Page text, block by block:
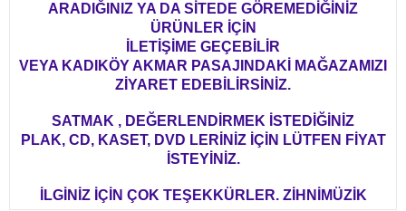
ARADIĞINIZ YA DA SİTEDE GÖREMEDİĞİNİZ
ÜRÜNLER İÇİN
İLETİŞİME GEÇEBİLİR
VEYA KADIKÖY AKMAR PASAJINDAKİ MAĞAZAMIZI
ZİYARET EDEBİLİRSİNİZ.
SATMAK , DEĞERLENDİRMEK İSTEDİĞİNİZ
PLAK, CD, KASET, DVD LERİNİZ İÇİN LÜTFEN FİYAT
İSTEYİNİZ.
İLGİNİZ İÇİN ÇOK TEŞEKKÜRLER. ZİHNİMÜZİK